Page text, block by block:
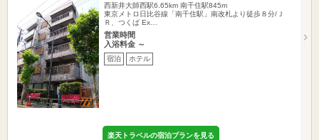
西新井大師西駅6.65km 南千住駅845m
東京メトロ日比谷線「南千住駅」南改札より徒歩８分/Ｊ
Ｒ、つくば Ex…
営業時間
入浴料金 ～
宿泊 ホテル
楽天トラベルの宿泊プランを見る